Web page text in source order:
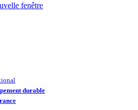
fenêtre
durable